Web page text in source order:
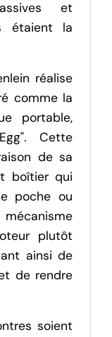
et
étaient la
réalise
comme la
portable,
Cette
de sa
boîtier qui
poche ou
plutôt
ainsi de
de rendre
soient